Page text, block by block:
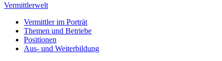
Vermittlerwelt
Vermittler im Porträt
Themen und Betriebe
Positionen
Aus- und Weiterbildung